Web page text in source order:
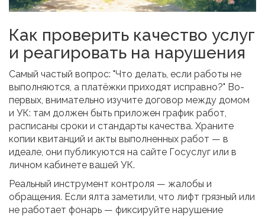
Как проверить качество услуг
и реагировать на нарушения
Самый частый вопрос: "Что делать, если работы не
выполняются, а платёжки приходят исправно?" Во-
первых, внимательно изучите договор между домом
и УК: там должен быть приложен график работ,
расписаны сроки и стандарты качества. Храните
копии квитанций и акты выполненных работ — в
идеале, они публикуются на сайте Госуслуг или в
личном кабинете вашей УК.
Реальный инструмент контроля — жалобы и
обращения. Если ялта заметили, что лифт грязный или
не работает фонарь — фиксируйте нарушение